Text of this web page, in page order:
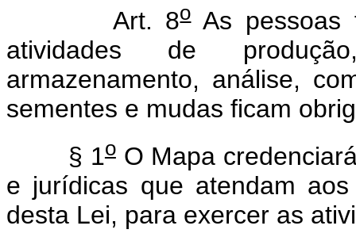
Art. 8oAs pessoas
atividades de
armazenamento, análise,
sementes e mudas ficam
§ 1oO Mapa
e jurídicas que atendam
desta Lei, para exercer as